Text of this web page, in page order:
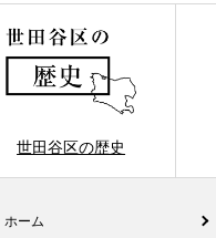
世田谷区の歴史
ホーム